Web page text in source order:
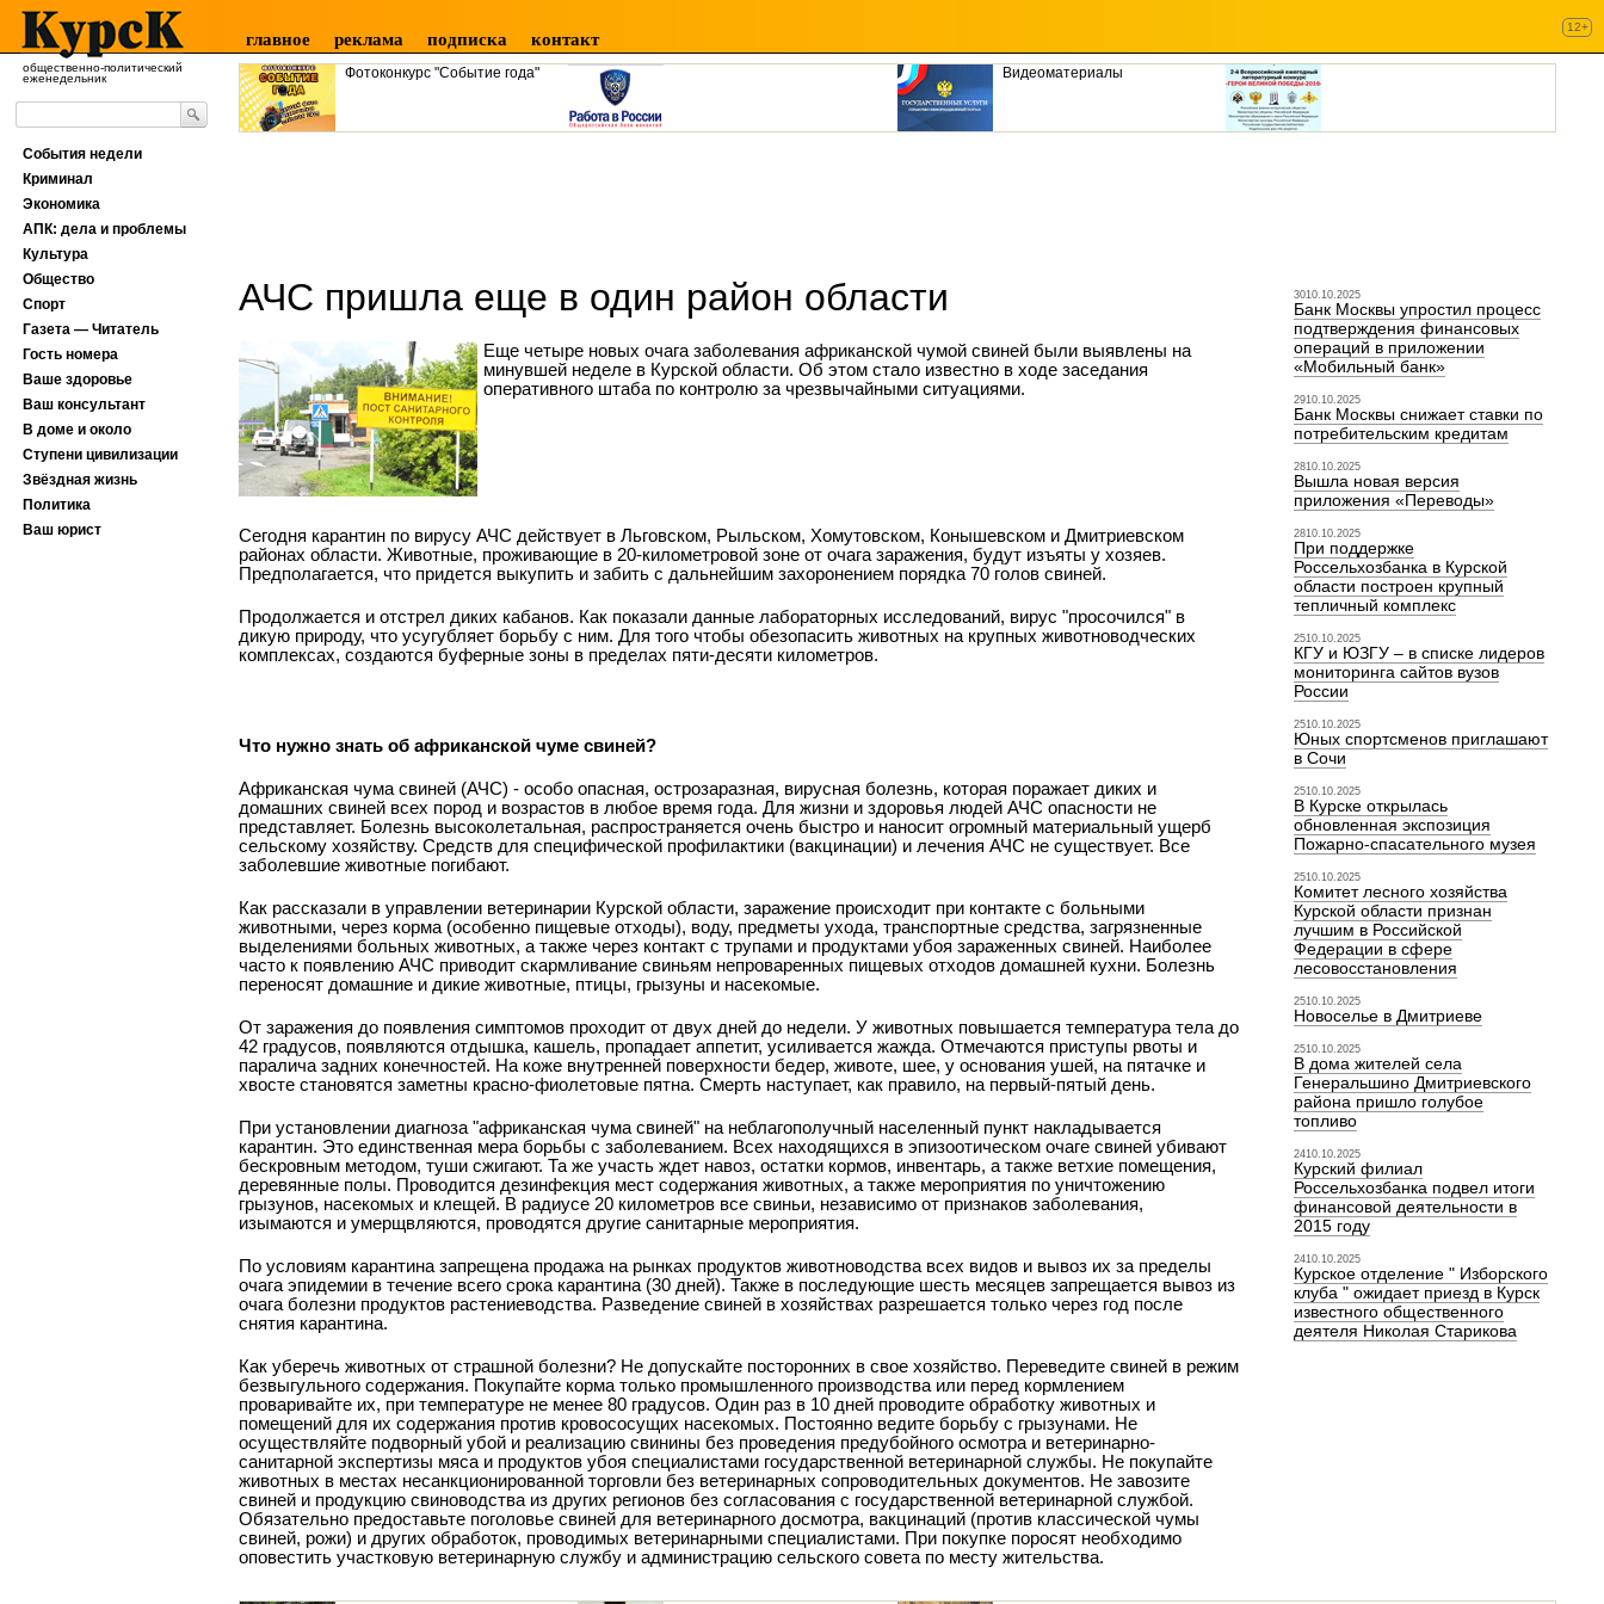
общественно-политический
еженедельник
главное реклама подписка контакт
12+
Фотоконкурс "Событие года" Видеоматериалы
АЧС пришла еще в один район области
Еще четыре новых очага заболевания африканской чумой свиней были выявлены на
минувшей неделе в Курской области. Об этом стало известно в ходе заседания
оперативного штаба по контролю за чрезвычайными ситуациями.
Сегодня карантин по вирусу АЧС действует в Льговском, Рыльском, Хомутовском, Конышевском и Дмитриевском
районах области. Животные, проживающие в 20-километровой зоне от очага заражения, будут изъяты у хозяев.
Предполагается, что придется выкупить и забить с дальнейшим захоронением порядка 70 голов свиней.
Продолжается и отстрел диких кабанов. Как показали данные лабораторных исследований, вирус "просочился" в
дикую природу, что усугубляет борьбу с ним. Для того чтобы обезопасить животных на крупных животноводческих
комплексах, создаются буферные зоны в пределах пяти-десяти километров.
Что нужно знать об африканской чуме свиней?
Африканская чума свиней (АЧС) - особо опасная, острозаразная, вирусная болезнь, которая поражает диких и
домашних свиней всех пород и возрастов в любое время года. Для жизни и здоровья людей АЧС опасности не
представляет. Болезнь высоколетальная, распространяется очень быстро и наносит огромный материальный ущерб
сельскому хозяйству. Средств для специфической профилактики (вакцинации) и лечения АЧС не существует. Все
заболевшие животные погибают.
Как рассказали в управлении ветеринарии Курской области, заражение происходит при контакте с больными
животными, через корма (особенно пищевые отходы), воду, предметы ухода, транспортные средства, загрязненные
выделениями больных животных, а также через контакт с трупами и продуктами убоя зараженных свиней. Наиболее
часто к появлению АЧС приводит скармливание свиньям непроваренных пищевых отходов домашней кухни. Болезнь
переносят домашние и дикие животные, птицы, грызуны и насекомые.
От заражения до появления симптомов проходит от двух дней до недели. У животных повышается температура тела до
42 градусов, появляются отдышка, кашель, пропадает аппетит, усиливается жажда. Отмечаются приступы рвоты и
паралича задних конечностей. На коже внутренней поверхности бедер, животе, шее, у основания ушей, на пятачке и
хвосте становятся заметны красно-фиолетовые пятна. Смерть наступает, как правило, на первый-пятый день.
При установлении диагноза "африканская чума свиней" на неблагополучный населенный пункт накладывается
карантин. Это единственная мера борьбы с заболеванием. Всех находящихся в эпизоотическом очаге свиней убивают
бескровным методом, туши сжигают. Та же участь ждет навоз, остатки кормов, инвентарь, а также ветхие помещения,
деревянные полы. Проводится дезинфекция мест содержания животных, а также мероприятия по уничтожению
грызунов, насекомых и клещей. В радиусе 20 километров все свиньи, независимо от признаков заболевания,
изымаются и умерщвляются, проводятся другие санитарные мероприятия.
По условиям карантина запрещена продажа на рынках продуктов животноводства всех видов и вывоз их за пределы
очага эпидемии в течение всего срока карантина (30 дней). Также в последующие шесть месяцев запрещается вывоз из
очага болезни продуктов растениеводства. Разведение свиней в хозяйствах разрешается только через год после
снятия карантина.
Как уберечь животных от страшной болезни? Не допускайте посторонних в свое хозяйство. Переведите свиней в режим
безвыгульного содержания. Покупайте корма только промышленного производства или перед кормлением
проваривайте их, при температуре не менее 80 градусов. Один раз в 10 дней проводите обработку животных и
помещений для их содержания против кровососущих насекомых. Постоянно ведите борьбу с грызунами. Не
осуществляйте подворный убой и реализацию свинины без проведения предубойного осмотра и ветеринарно-
санитарной экспертизы мяса и продуктов убоя специалистами государственной ветеринарной службы. Не покупайте
животных в местах несанкционированной торговли без ветеринарных сопроводительных документов. Не завозите
свиней и продукцию свиноводства из других регионов без согласования с государственной ветеринарной службой.
Обязательно предоставьте поголовье свиней для ветеринарного досмотра, вакцинаций (против классической чумы
свиней, рожи) и других обработок, проводимых ветеринарными специалистами. При покупке поросят необходимо
оповестить участковую ветеринарную службу и администрацию сельского совета по месту жительства.
3010.10.2025
Банк Москвы упростил процесс
подтверждения финансовых
операций в приложении
«Мобильный банк»
2910.10.2025
Банк Москвы снижает ставки по
потребительским кредитам
2810.10.2025
Вышла новая версия
приложения «Переводы»
2810.10.2025
При поддержке
Россельхозбанка в Курской
области построен крупный
тепличный комплекс
2510.10.2025
КГУ и ЮЗГУ – в списке лидеров
мониторинга сайтов вузов
России
2510.10.2025
Юных спортсменов приглашают
в Сочи
2510.10.2025
В Курске открылась
обновленная экспозиция
Пожарно-спасательного музея
2510.10.2025
Комитет лесного хозяйства
Курской области признан
лучшим в Российской
Федерации в сфере
лесовосстановления
2510.10.2025
Новоселье в Дмитриеве
2510.10.2025
В дома жителей села
Генеральшино Дмитриевского
района пришло голубое
топливо
2410.10.2025
Курский филиал
Россельхозбанка подвел итоги
финансовой деятельности в
2015 году
2410.10.2025
Курское отделение " Изборского
клуба " ожидает приезд в Курск
известного общественного
деятеля Николая Старикова
События недели
Криминал
Экономика
АПК: дела и проблемы
Культура
Общество
Спорт
Газета — Читатель
Гость номера
Ваше здоровье
Ваш консультант
В доме и около
Ступени цивилизации
Звёздная жизнь
Политика
Ваш юрист